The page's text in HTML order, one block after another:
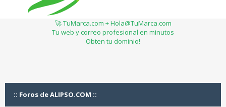
🚀 TuMarca.com + Hola@TuMarca.com
Tu web y correo profesional en minutos
Obten tu dominio!
:: Foros de ALIPSO.COM ::